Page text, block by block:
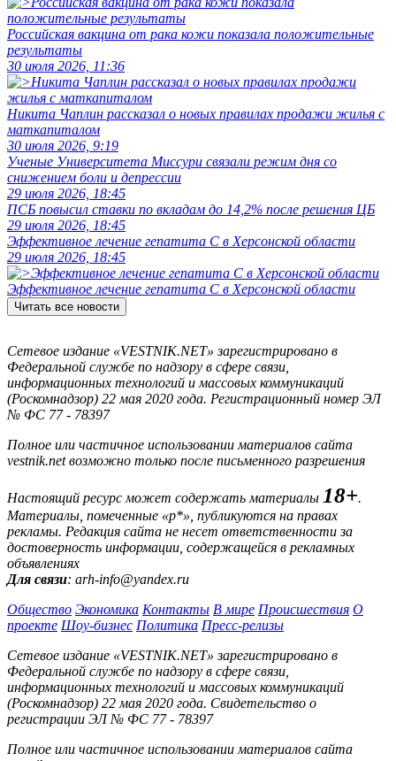
Российская вакцина от рака кожи показала положительные
результаты
30 июля 2026, 11:36
Никита Чаплин рассказал о новых правилах продажи жилья с
маткапиталом
30 июля 2026, 9:19
Ученые Университета Миссури связали режим дня со
снижением боли и депрессии
29 июля 2026, 18:45
ПСБ повысил ставки по вкладам до 14,2% после решения ЦБ
29 июля 2026, 18:45
Эффективное лечение гепатита C в Херсонской области
29 июля 2026, 18:45
Эффективное лечение гепатита C в Херсонской области
Читать все новости
Сетевое издание «VESTNIK.NET» зарегистрировано в
Федеральной службе по надзору в сфере связи,
информационных технологий и массовых коммуникаций
(Роскомнадзор) 22 мая 2020 года. Регистрационный номер ЭЛ
№ ФС 77 - 78397
Полное или частичное использовании материалов сайта
vestnik.net возможно только после письменного разрешения
Настоящий ресурс может содержать материалы 18+.
Материалы, помеченные «р*», публикуются на правах
рекламы. Редакция сайта не несет ответственности за
достоверность информации, содержащейся в рекламных
объявлениях
Для связи: arh-info@yandex.ru
Общество Экономика Контакты В мире Происшествия О
проекте Шоу-бизнес Политика Пресс-релизы
Сетевое издание «VESTNIK.NET» зарегистрировано в
Федеральной службе по надзору в сфере связи,
информационных технологий и массовых коммуникаций
(Роскомнадзор) 22 мая 2020 года. Свидетельство о
регистрации ЭЛ № ФС 77 - 78397
Полное или частичное использовании материалов сайта